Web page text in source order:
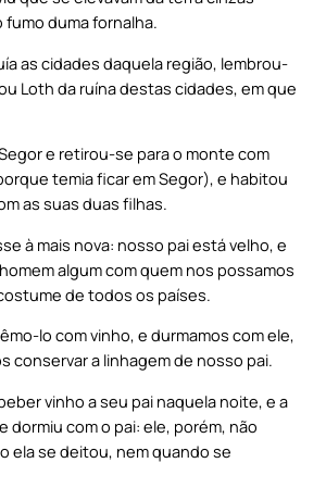
fumo duma fornalha.
as cidades daquela região, lembrou-
Loth da ruína destas cidades, em que
e retirou-se para o monte com
temia ficar em Segor), e habitou
as suas duas filhas.
à mais nova: nosso pai está velho, e
algum com quem nos possamos
de todos os países.
lo com vinho, e durmamos com ele,
conservar a linhagem de nosso pai.
vinho a seu pai naquela noite, e a
dormiu com o pai: ele, porém, não
ela se deitou, nem quando se